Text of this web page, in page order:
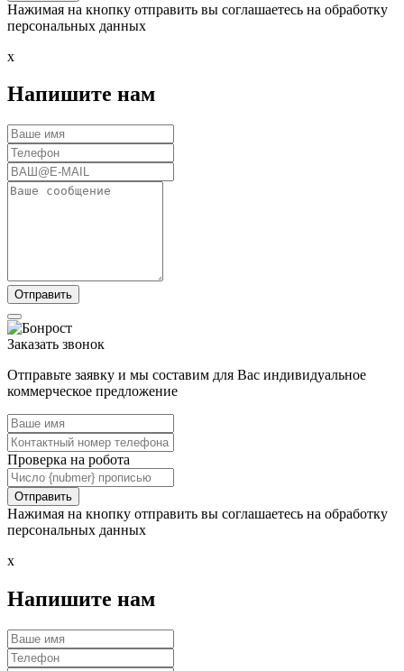
Нажимая на кнопку отправить вы соглашаетесь на обработку
персональных данных
x
Напишите нам
Заказать звонок
Отправьте заявку и мы составим для Вас индивидуальное
коммерческое предложение
Проверка на робота
Нажимая на кнопку отправить вы соглашаетесь на обработку
персональных данных
x
Напишите нам